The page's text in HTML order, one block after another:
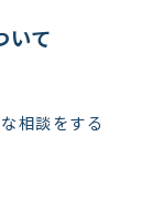
いて
相談をする